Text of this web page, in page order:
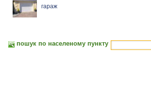
гараж
пошук по населеному пункту